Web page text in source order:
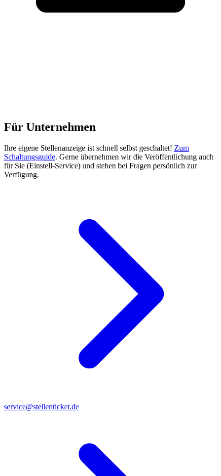
Für Unternehmen
Ihre eigene Stellenanzeige ist schnell selbst geschaltet! Zum
Schaltungsguide. Gerne übernehmen wir die Veröffentlichung auch
für Sie (Einstell-Service) und stehen bei Fragen persönlich zur
Verfügung.
service@stellenticket.de